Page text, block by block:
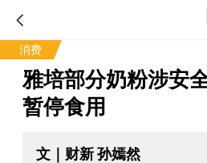
消费
雅培部分奶粉涉安
暂停食用
文｜财新 孙嫣然